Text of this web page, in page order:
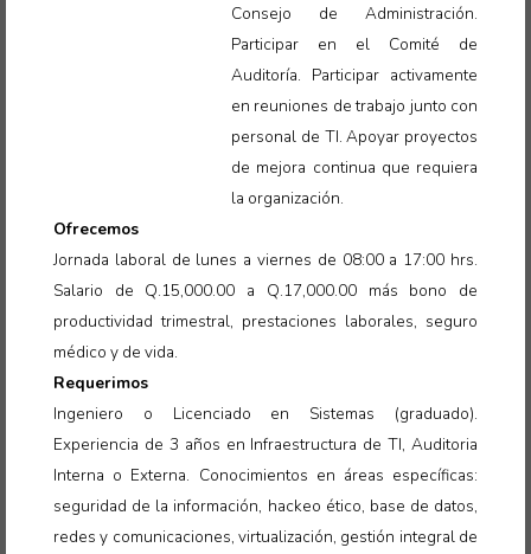
Consejo de Administración.
Participar en el Comité de
Auditoría. Participar activamente
en reuniones de trabajo junto con
personal de TI. Apoyar proyectos
de mejora continua que requiera
la organización.
Ofrecemos
Jornada laboral de lunes a viernes de 08:00 a 17:00 hrs.
Salario de Q.15,000.00 a Q.17,000.00 más bono de
productividad trimestral, prestaciones laborales, seguro
médico y de vida.
Requerimos
Ingeniero o Licenciado en Sistemas (graduado).
Experiencia de 3 años en Infraestructura de TI, Auditoria
Interna o Externa. Conocimientos en áreas específicas:
seguridad de la información, hackeo ético, base de datos,
redes y comunicaciones, virtualización, gestión integral de